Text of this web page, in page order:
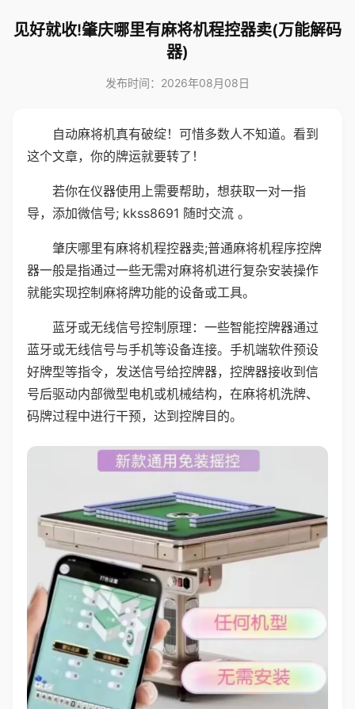
见好就收!肇庆哪里有麻将机程控器卖(万能解码
器)
发布时间：2026年08月08日
自动麻将机真有破绽！可惜多数人不知道。看到
这个文章，你的牌运就要转了！
若你在仪器使用上需要帮助，想获取一对一指
导，添加微信号; kkss8691 随时交流 。
肇庆哪里有麻将机程控器卖;普通麻将机程序控牌
器一般是指通过一些无需对麻将机进行复杂安装操作
就能实现控制麻将牌功能的设备或工具。
蓝牙或无线信号控制原理：一些智能控牌器通过
蓝牙或无线信号与手机等设备连接。手机端软件预设
好牌型等指令，发送信号给控牌器，控牌器接收到信
号后驱动内部微型电机或机械结构，在麻将机洗牌、
码牌过程中进行干预，达到控牌目的。